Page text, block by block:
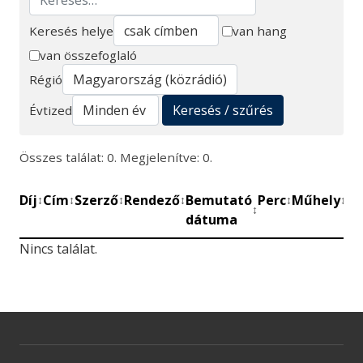
Keresés
Keresés helye
van hang
van összefoglaló
Régió
Évtized
Keresés / szűrés
Összes találat: 0. Megjelenítve: 0.
Díj↕Cím↕Szerző↕Rendező↕Bemutató
dátuma
↕
Perc↕Műhely↕
Nincs találat.